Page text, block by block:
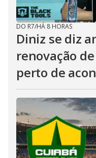
DO R7/HÁ 8 HORAS
Diniz se diz
renovação
perto de